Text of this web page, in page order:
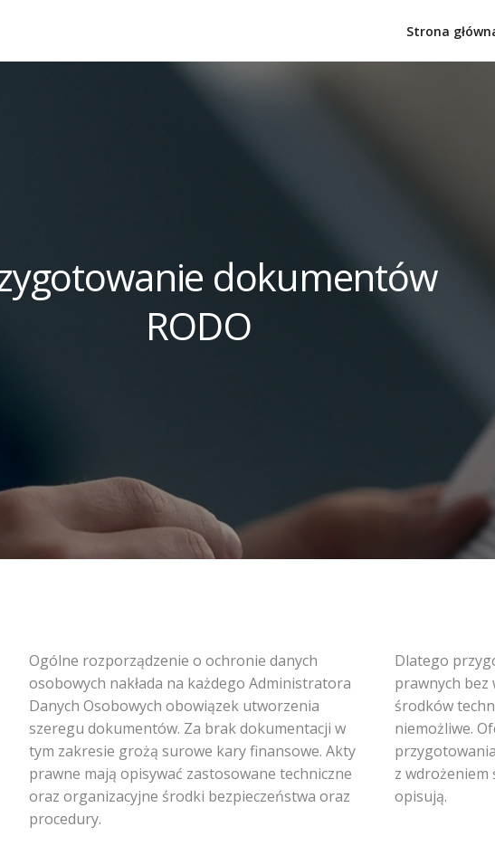
Strona
dokumentów
RODO
Ogólne rozporządzenie o ochronie danych
osobowych nakłada na każdego Administratora
Danych Osobowych obowiązek utworzenia
szeregu dokumentów. Za brak dokumentacji w
tym zakresie grożą surowe kary finansowe. Akty
prawne mają opisywać zastosowane techniczne
oraz organizacyjne środki bezpieczeństwa oraz
procedury.
Dlatego
prawnych bez
środków
niemożliwe.
z
opisują.